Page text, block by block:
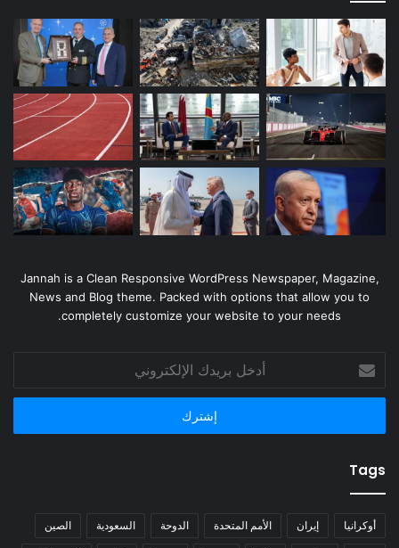
Jannah is a Clean Responsive WordPress Newspaper, Magazine,
News and Blog theme. Packed with options that allow you to
completely customize your website to your needs.
بريدك
الإلكتروني
Tags
أوكرانيا إيران الأمم المتحدة الدوحة السعودية الصين